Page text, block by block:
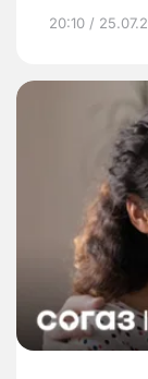
20:10 /